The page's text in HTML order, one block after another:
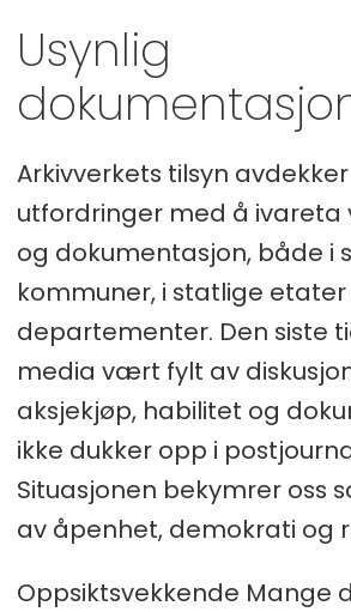
Usynlig
Arkivverkets tilsyn
utfordringer med å ivareta
og dokumentasjon, både i
kommuner, i statlige etater
departementer. Den siste
media vært fylt av
aksjekjøp, habilitet og
ikke dukker opp i
Situasjonen bekymrer oss
av åpenhet, demokrati og
Oppsiktsvekkende Mange